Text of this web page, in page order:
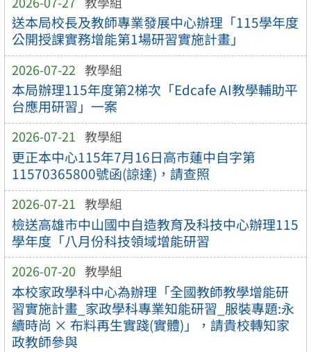
送本局校長及教師專業發展中心辦理「115學年度
公開授課實務增能第1場研習實施計畫」
2026-07-22 教學組
本局辦理115年度第2梯次「Edcafe AI教學輔助平
台應用研習」一案
2026-07-21 教學組
更正本中心115年7月16日高市蓮中自字第
11570365800號函(諒達)，請查照
2026-07-21 教學組
檢送高雄市中山國中自造教育及科技中心辦理115
學年度「八月份科技領域增能研習
2026-07-20 教學組
本校家政學科中心為辦理「全國教師教學增能研
習實施計畫_家政學科專業知能研習_服裝專題:永
續時尚 × 布料再生實踐(實體)」，請貴校轉知家
政教師參與